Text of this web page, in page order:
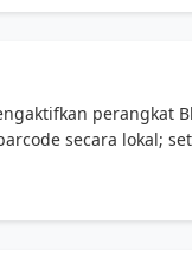
perangkat
secara lokal;